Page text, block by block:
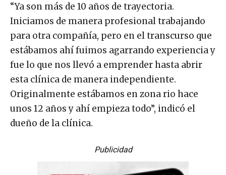
“Ya son más de 10 años de trayectoria.
Iniciamos de manera profesional trabajando
para otra compañía, pero en el transcurso que
estábamos ahí fuimos agarrando experiencia y
fue lo que nos llevó a emprender hasta abrir
esta clínica de manera independiente.
Originalmente estábamos en zona rio hace
unos 12 años y ahí empieza todo”, indicó el
dueño de la clínica.
Publicidad